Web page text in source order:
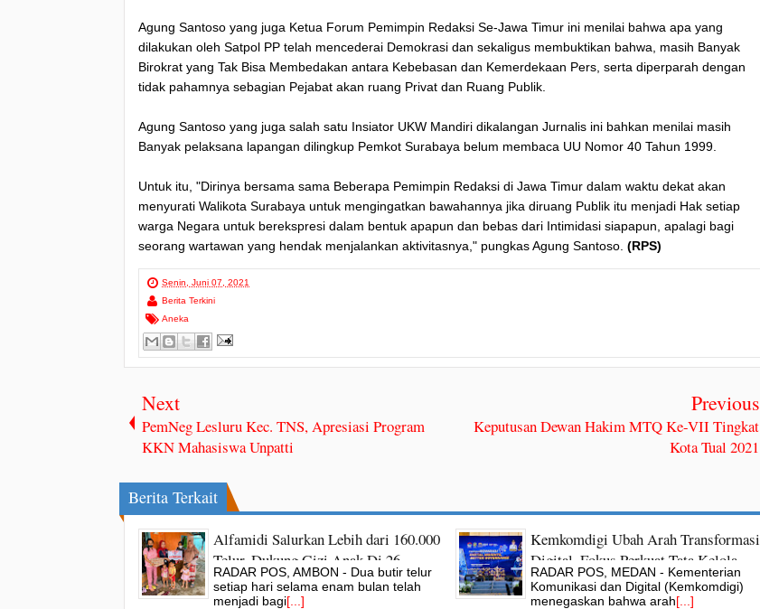
Agung Santoso yang juga Ketua Forum Pemimpin Redaksi Se-Jawa Timur ini menilai bahwa apa yang
dilakukan oleh Satpol PP telah mencederai Demokrasi dan sekaligus membuktikan bahwa, masih Banyak
Birokrat yang Tak Bisa Membedakan antara Kebebasan dan Kemerdekaan Pers, serta diperparah dengan
tidak pahamnya sebagian Pejabat akan ruang Privat dan Ruang Publik.
Agung Santoso yang juga salah satu Insiator UKW Mandiri dikalangan Jurnalis ini bahkan menilai masih
Banyak pelaksana lapangan dilingkup Pemkot Surabaya belum membaca UU Nomor 40 Tahun 1999.
Untuk itu, "Dirinya bersama sama Beberapa Pemimpin Redaksi di Jawa Timur dalam waktu dekat akan
menyurati Walikota Surabaya untuk mengingatkan bawahannya jika diruang Publik itu menjadi Hak setiap
warga Negara untuk berekspresi dalam bentuk apapun dan bebas dari Intimidasi siapapun, apalagi bagi
seorang wartawan yang hendak menjalankan aktivitasnya," pungkas Agung Santoso. (RPS)
Senin, Juni 07, 2021
Berita Terkini
Aneka
Next
PemNeg Lesluru Kec. TNS, Apresiasi Program
KKN Mahasiswa Unpatti
Previous
Keputusan Dewan Hakim MTQ Ke-VII Tingkat
Kota Tual 2021
Berita Terkait
Alfamidi Salurkan Lebih dari 160.000
Telur, Dukung Gizi Anak Di 26
Kabupaten/Kota
RADAR POS, AMBON - Dua butir telur
setiap hari selama enam bulan telah
menjadi bagi[...]
Kemkomdigi Ubah Arah Transformasi
Digital, Fokus Perkuat Tata Kelola
SPBE
RADAR POS, MEDAN - Kementerian
Komunikasi dan Digital (Kemkomdigi)
menegaskan bahwa arah[...]